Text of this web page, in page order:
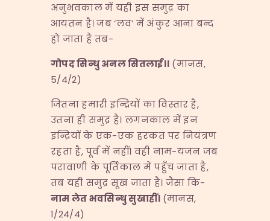
अनुभवकाल में यही इस समुद्र का
आयतन है। जब ‘लव’ में अंकुर आना बन्द
हो जाता है तब-
गोपद सिन्धु अनल सितलाई।। (मानस,
5/4/2)
जितना हमारी इन्द्रियों का विस्तार है,
उतना ही समुद्र है। लगनकाल में इन
इन्द्रियों के एक-एक हरकत पर नियंत्रण
रहता है, पूर्व में नहीं। वही नाम-यजन जब
परावाणी के पूर्तिकाल में पहुँच जाता है,
तब यही समुद्र सूख जाता है। जैसा कि-
नाम लेत भवसिन्धु सुखाहीं। (मानस,
1/24/4)